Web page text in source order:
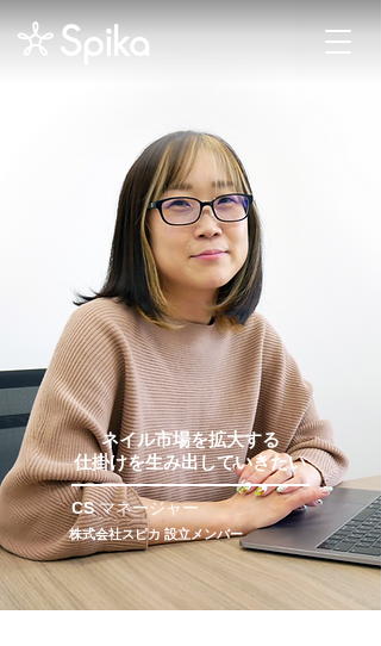
ネイル市場を拡大する
仕掛けを生み出していきたい
CSマネージャー
株式会社スピカ 設立メンバー